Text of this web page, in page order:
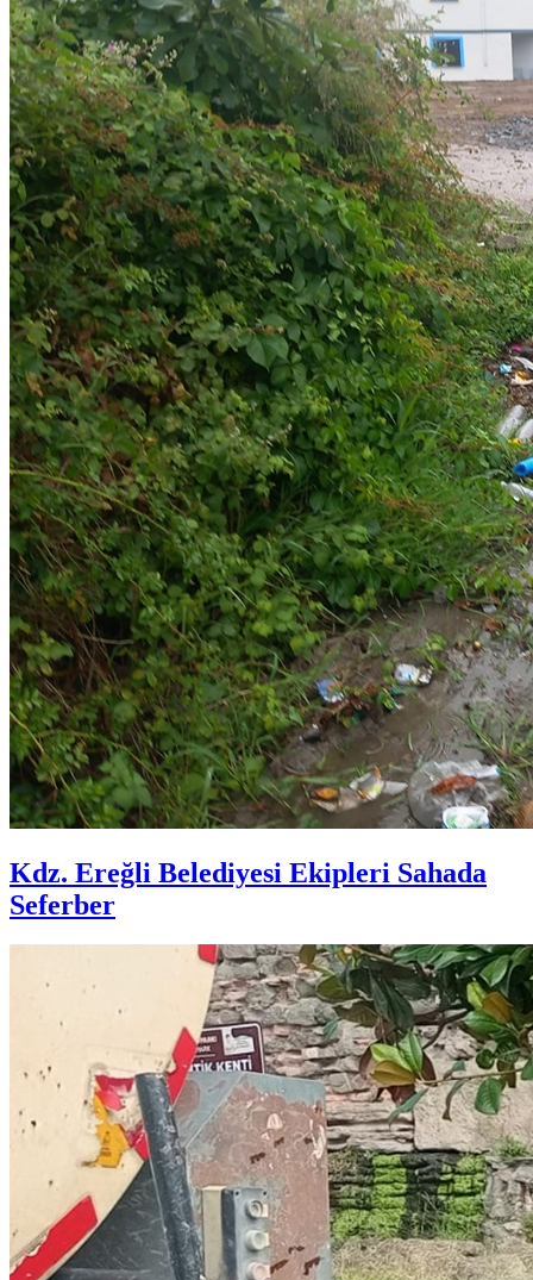
Kdz. Ereğli Belediyesi Ekipleri Sahada
Seferber